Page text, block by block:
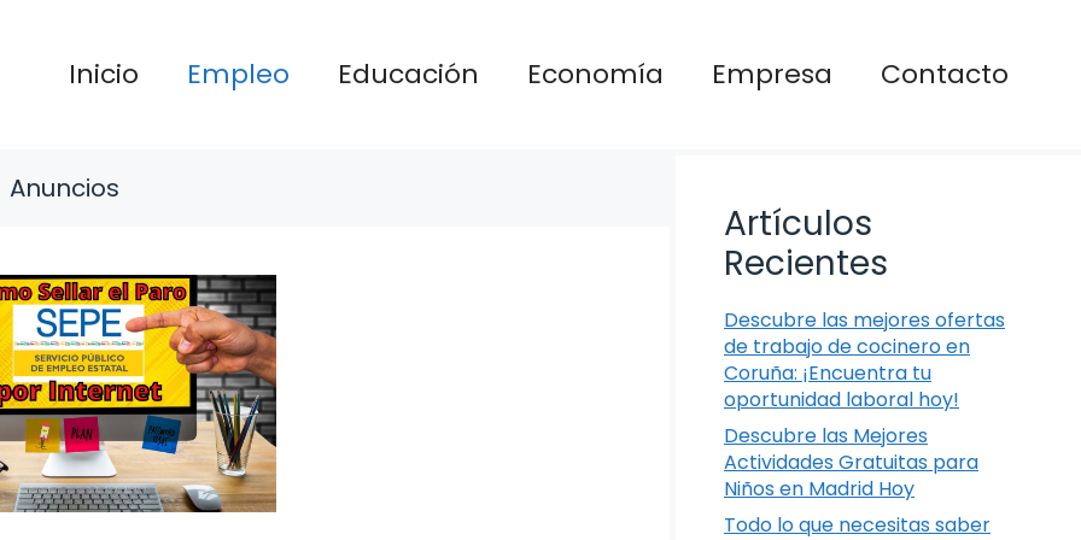
Inicio Empleo Educación Economía Empresa Contacto
Anuncios
Artículos
Recientes
Descubre las mejores ofertas
de trabajo de cocinero en
Coruña: ¡Encuentra tu
oportunidad laboral hoy!
Descubre las Mejores
Actividades Gratuitas para
Niños en Madrid Hoy
Todo lo que necesitas saber